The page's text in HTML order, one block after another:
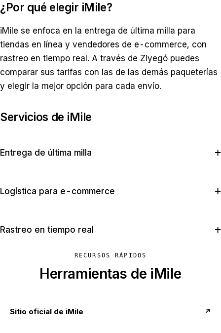
¿Por qué elegir iMile?
iMile se enfoca en la entrega de última milla para
tiendas en línea y vendedores de e-commerce, con
rastreo en tiempo real. A través de Ziyegó puedes
comparar sus tarifas con las de las demás paqueterías
y elegir la mejor opción para cada envío.
Servicios de iMile
Entrega de última milla
Logística para e-commerce
Rastreo en tiempo real
RECURSOS RÁPIDOS
Herramientas de iMile
Sitio oficial de iMile ↗